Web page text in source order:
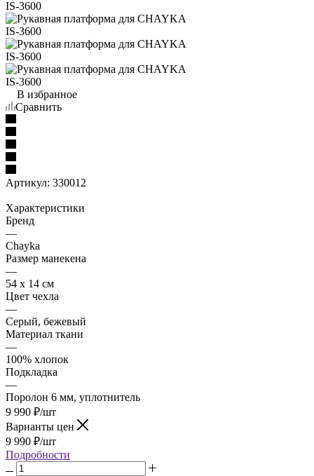
В избранное
Сравнить
Артикул: 330012
Характеристики
Бренд
—
Chayka
Размер манекена
—
54 х 14 см
Цвет чехла
—
Серый, бежевый
Материал ткани
—
100% хлопок
Подкладка
—
Поролон 6 мм, уплотнитель
9 990 ₽/шт
Варианты цен
9 990 ₽/шт
Подробности